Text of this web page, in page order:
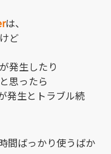
は、
ど
発生したり
思ったら
発生とトラブル続
間ばっかり使うばか